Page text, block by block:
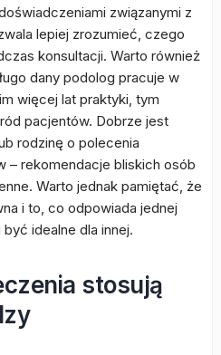
związanymi z
lepiej zrozumieć, czego
konsultacji. Warto również
dany podolog pracuje w
więcej lat praktyki, tym
pacjentów. Dobrze jest
rodzinę o polecenia
– rekomendacje bliskich osób
Warto jednak pamiętać, że
i to, co odpowiada jednej
idealne dla innej.
stosują